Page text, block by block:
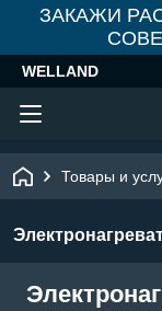
ЗАКАЖИ
WELLAND
Товары и